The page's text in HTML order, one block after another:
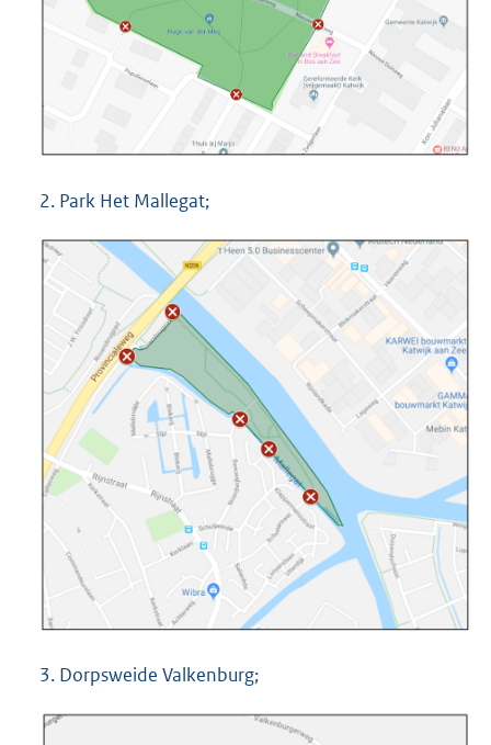
2. Park Het Mallegat;
3. Dorpsweide Valkenburg;